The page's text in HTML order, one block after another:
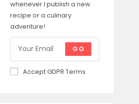
whenever I publish a new
recipe or a culinary
adventure!
GO
Accept GDPR Terms